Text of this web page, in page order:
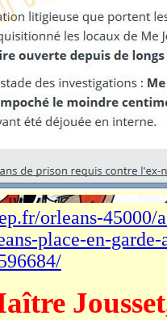
orleans-45000/
place-en-